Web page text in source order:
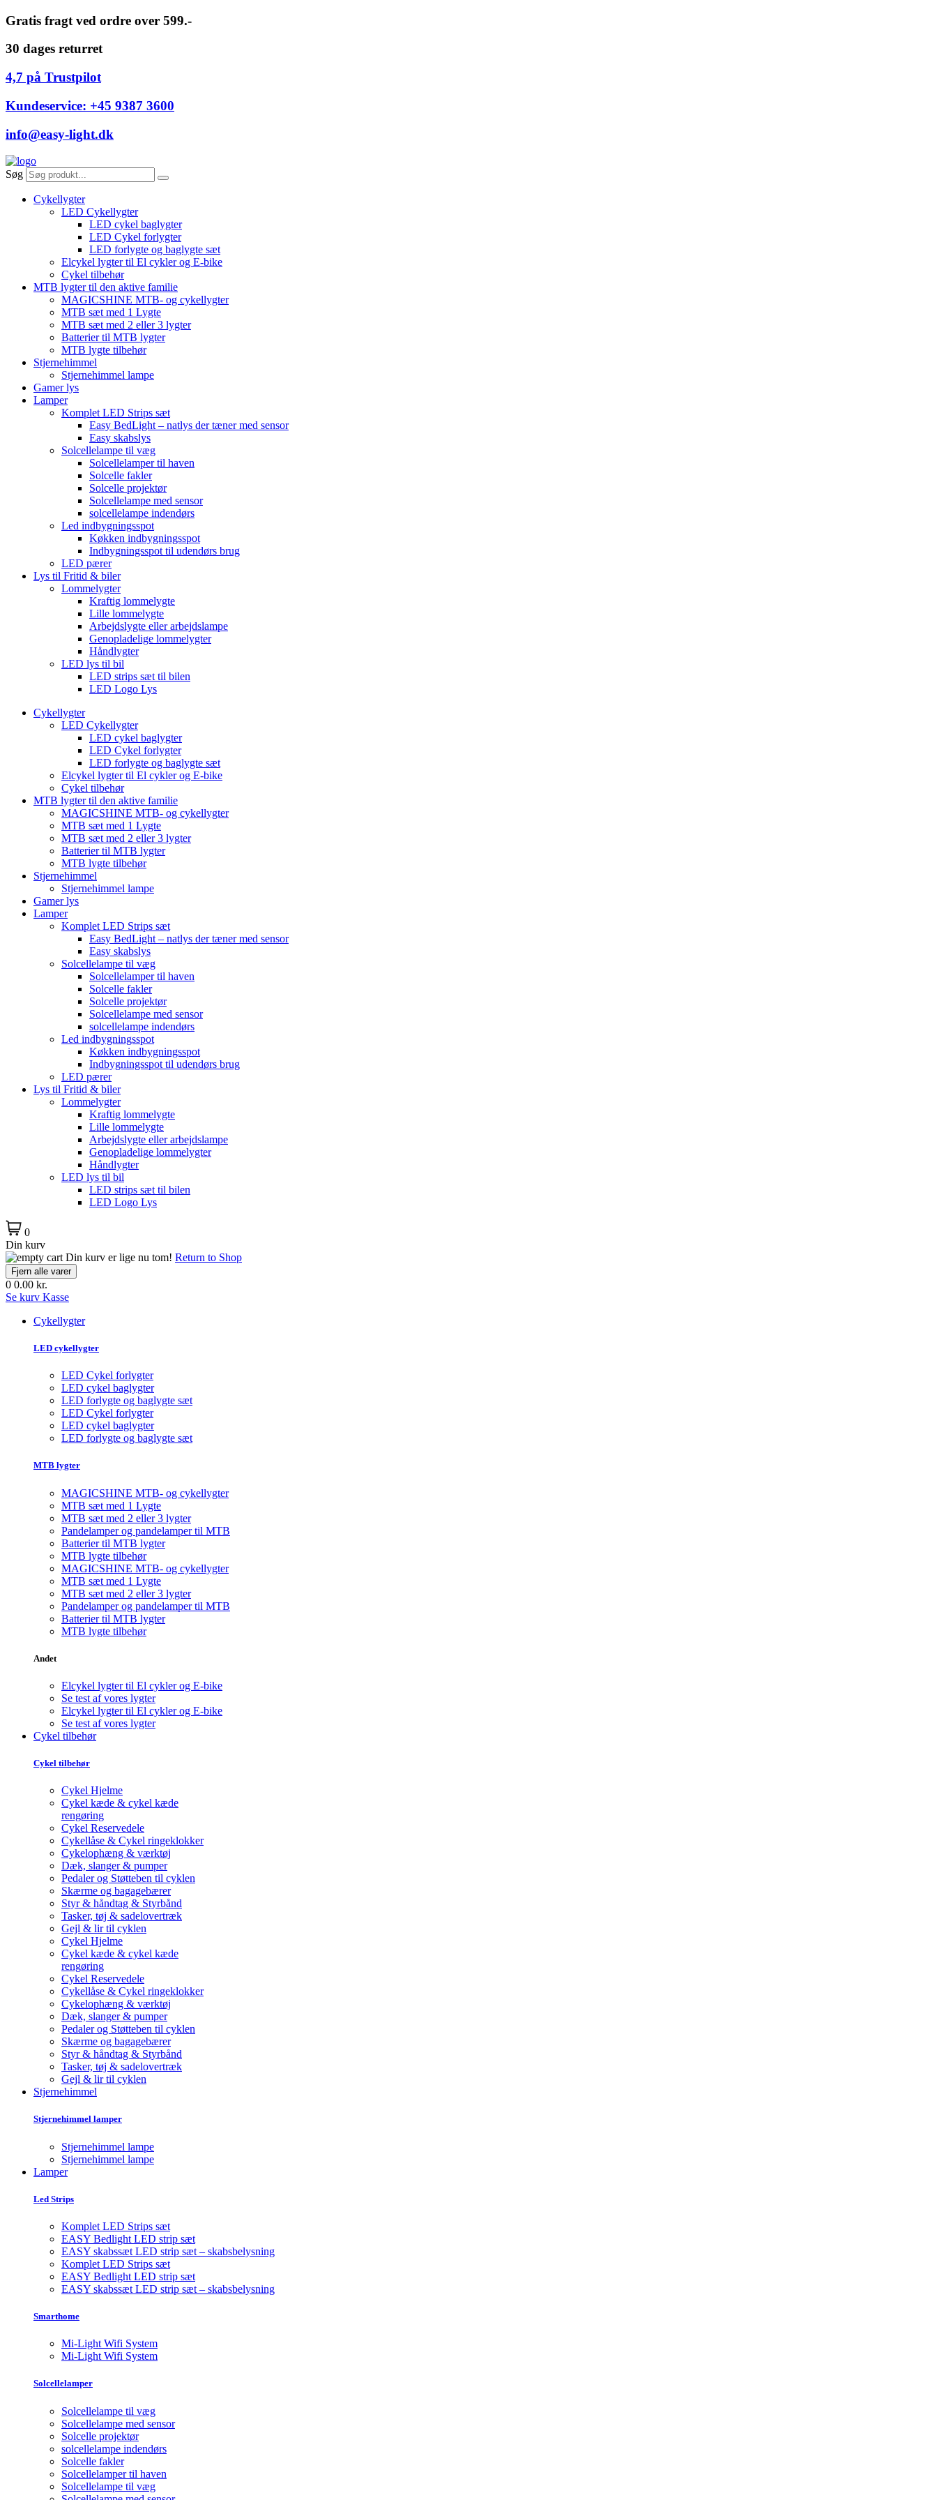
Videre
indhold
Gratis fragt ved ordre over 599.-
30 dages returret
4,7 på Trustpilot
Kundeservice: +45 9387 3600
info@easy-light.dk
Søg
Cykellygter
LED Cykellygter
LED cykel baglygter
LED Cykel forlygter
LED forlygte og baglygte sæt
Elcykel lygter til El cykler og E-bike
Cykel tilbehør
MTB lygter til den aktive familie
MAGICSHINE MTB- og cykellygter
MTB sæt med 1 Lygte
MTB sæt med 2 eller 3 lygter
Batterier til MTB lygter
MTB lygte tilbehør
Stjernehimmel
Stjernehimmel lampe
Gamer lys
Lamper
Komplet LED Strips sæt
Easy BedLight – natlys der tæner med sensor
Easy skabslys
Solcellelampe til væg
Solcellelamper til haven
Solcelle fakler
Solcelle projektør
Solcellelampe med sensor
solcellelampe indendørs
Led indbygningsspot
Køkken indbygningsspot
Indbygningsspot til udendørs brug
LED pærer
Lys til Fritid & biler
Lommelygter
Kraftig lommelygte
Lille lommelygte
Arbejdslygte eller arbejdslampe
Genopladelige lommelygter
Håndlygter
LED lys til bil
LED strips sæt til bilen
LED Logo Lys
Cykellygter
LED Cykellygter
LED cykel baglygter
LED Cykel forlygter
LED forlygte og baglygte sæt
Elcykel lygter til El cykler og E-bike
Cykel tilbehør
MTB lygter til den aktive familie
MAGICSHINE MTB- og cykellygter
MTB sæt med 1 Lygte
MTB sæt med 2 eller 3 lygter
Batterier til MTB lygter
MTB lygte tilbehør
Stjernehimmel
Stjernehimmel lampe
Gamer lys
Lamper
Komplet LED Strips sæt
Easy BedLight – natlys der tæner med sensor
Easy skabslys
Solcellelampe til væg
Solcellelamper til haven
Solcelle fakler
Solcelle projektør
Solcellelampe med sensor
solcellelampe indendørs
Led indbygningsspot
Køkken indbygningsspot
Indbygningsspot til udendørs brug
LED pærer
Lys til Fritid & biler
Lommelygter
Kraftig lommelygte
Lille lommelygte
Arbejdslygte eller arbejdslampe
Genopladelige lommelygter
Håndlygter
LED lys til bil
LED strips sæt til bilen
LED Logo Lys
0
Din kurv
Din kurv er lige nu tom! Return to Shop
Fjern alle varer
0 0.00 kr.
Se kurv Kasse
Cykellygter
LED cykellygter
LED Cykel forlygter
LED cykel baglygter
LED forlygte og baglygte sæt
LED Cykel forlygter
LED cykel baglygter
LED forlygte og baglygte sæt
MTB lygter
MAGICSHINE MTB- og cykellygter
MTB sæt med 1 Lygte
MTB sæt med 2 eller 3 lygter
Pandelamper og pandelamper til MTB
Batterier til MTB lygter
MTB lygte tilbehør
MAGICSHINE MTB- og cykellygter
MTB sæt med 1 Lygte
MTB sæt med 2 eller 3 lygter
Pandelamper og pandelamper til MTB
Batterier til MTB lygter
MTB lygte tilbehør
Andet
Elcykel lygter til El cykler og E-bike
Se test af vores lygter
Elcykel lygter til El cykler og E-bike
Se test af vores lygter
Cykel tilbehør
Cykel tilbehør
Cykel Hjelme
Cykel kæde & cykel kæde
rengøring
Cykel Reservedele
Cykellåse & Cykel ringeklokker
Cykelophæng & værktøj
Dæk, slanger & pumper
Pedaler og Støtteben til cyklen
Skærme og bagagebærer
Styr & håndtag & Styrbånd
Tasker, tøj & sadelovertræk
Gejl & lir til cyklen
Cykel Hjelme
Cykel kæde & cykel kæde
rengøring
Cykel Reservedele
Cykellåse & Cykel ringeklokker
Cykelophæng & værktøj
Dæk, slanger & pumper
Pedaler og Støtteben til cyklen
Skærme og bagagebærer
Styr & håndtag & Styrbånd
Tasker, tøj & sadelovertræk
Gejl & lir til cyklen
Stjernehimmel
Stjernehimmel lamper
Stjernehimmel lampe
Stjernehimmel lampe
Lamper
Led Strips
Komplet LED Strips sæt
EASY Bedlight LED strip sæt
EASY skabssæt LED strip sæt – skabsbelysning
Komplet LED Strips sæt
EASY Bedlight LED strip sæt
EASY skabssæt LED strip sæt – skabsbelysning
Smarthome
Mi-Light Wifi System
Mi-Light Wifi System
Solcellelamper
Solcellelampe til væg
Solcellelampe med sensor
Solcelle projektør
solcellelampe indendørs
Solcelle fakler
Solcellelamper til haven
Solcellelampe til væg